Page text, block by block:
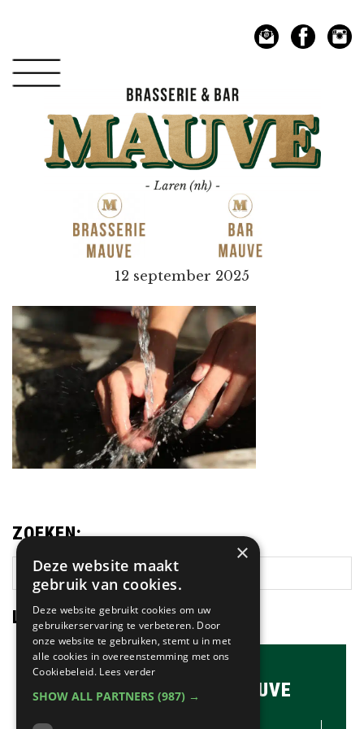
hoofdnavigatie
hoofd
inhoud
Mauve
12 september 2025
ZOEKEN:
Zoek
op
deze
website
LAATSTE NIEUWS:
BRASSERIE & BAR MAUVE
×
Deze website maakt
gebruik van cookies.
Deze website gebruikt cookies om uw
gebruikerservaring te verbeteren. Door
onze website te gebruiken, stemt u in met
alle cookies in overeenstemming met ons
Cookiebeleid. Lees verder
SHOW ALL PARTNERS (987) →